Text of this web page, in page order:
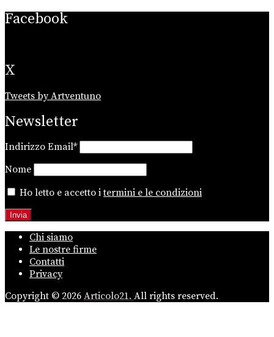
Facebook
X
Tweets by Artventuno
Newsletter
Indirizzo Email*
Nome
Ho letto e accetto itermini e le condizioni
Chi siamo
Le nostre firme
Contatti
Privacy
Copyright © 2026 Articolo21. All rights reserved.